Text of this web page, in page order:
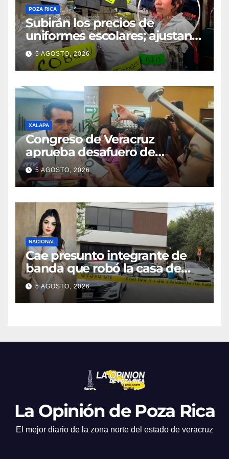
POZA RICA
Subirán los precios de
uniformes escolares; ajustan
promociones
5 AGOSTO, 2026
XALAPA
Congreso de Veracruz
aprueba desafuero de
alcaldes de Ixhuatlán del
Sureste y Úrsulo Galván
5 AGOSTO, 2026
NACIONAL
Cae presunto integrante de
banda que robó la casa de
Karely Ruiz
5 AGOSTO, 2026
La Opinión de Poza Rica
El mejor diario de la zona norte del estado de veracruz